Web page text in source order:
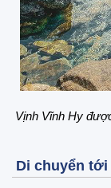
Vịnh Vĩnh Hy
Di chuyển tới